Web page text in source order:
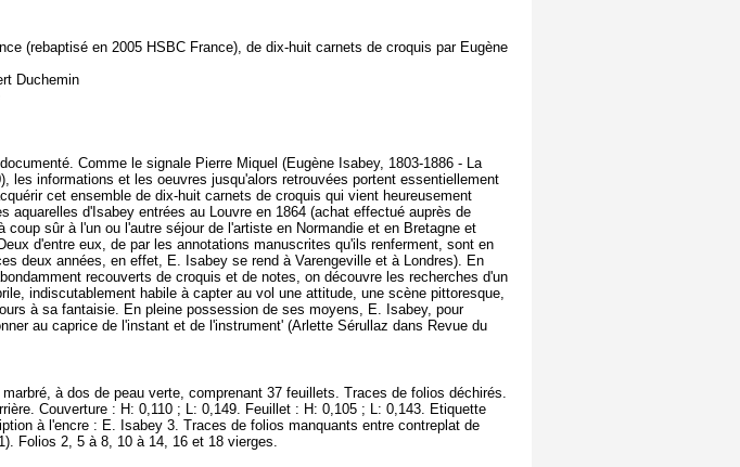
(rebaptisé en 2005 HSBC France), de dix-huit carnets de croquis par Eugène
Duchemin
Comme le signale Pierre Miquel (Eugène Isabey, 1803-1886 - La
les informations et les oeuvres jusqu'alors retrouvées portent essentiellement
cet ensemble de dix-huit carnets de croquis qui vient heureusement
aquarelles d'Isabey entrées au Louvre en 1864 (achat effectué auprès de
coup sûr à l'un ou l'autre séjour de l'artiste en Normandie et en Bretagne et
d'entre eux, de par les annotations manuscrites qu'ils renferment, sont en
deux années, en effet, E. Isabey se rend à Varengeville et à Londres). En
recouverts de croquis et de notes, on découvre les recherches d'un
indiscutablement habile à capter au vol une attitude, une scène pittoresque,
à sa fantaisie. En pleine possession de ses moyens, E. Isabey, pour
au caprice de l'instant et de l'instrument' (Arlette Sérullaz dans Revue du
à dos de peau verte, comprenant 37 feuillets. Traces de folios déchirés.
Couverture : H: 0,110 ; L: 0,149. Feuillet : H: 0,105 ; L: 0,143. Etiquette
à l'encre : E. Isabey 3. Traces de folios manquants entre contreplat de
Folios 2, 5 à 8, 10 à 14, 16 et 18 vierges.